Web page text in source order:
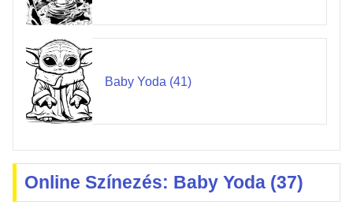
Baby Yoda (41)
Online Színezés: Baby Yoda (37)